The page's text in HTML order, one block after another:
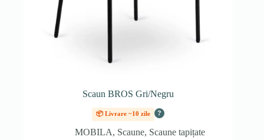
Scaun BROS Gri/Negru
📦 Livrare ~10 zile ?
MOBILA, Scaune, Scaune tapițate